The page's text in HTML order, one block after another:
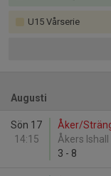
U15 Vårserie
Augusti
Sön 17
14:15
Åker/
Åkers Ishall
3 - 8